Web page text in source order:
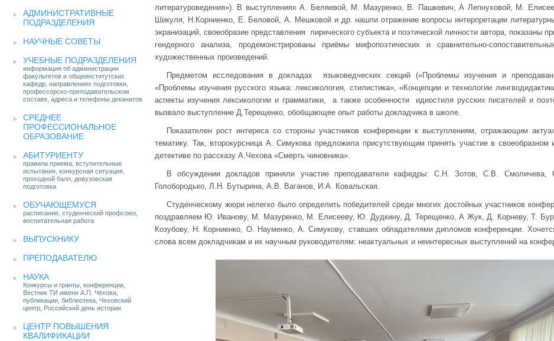
АДМИНИСТРАТИВНЫЕ
ПОДРАЗДЕЛЕНИЯ
НАУЧНЫЕ СОВЕТЫ
УЧЕБНЫЕ ПОДРАЗДЕЛЕНИЯ
информация об администрации
факультетов и общеинститутских
кафедр, направлениях подготовки,
профессорско-преподавательском
составе, адреса и телефоны деканатов
СРЕДНЕЕ
ПРОФЕССИОНАЛЬНОЕ
ОБРАЗОВАНИЕ
АБИТУРИЕНТУ
правила приема, вступительные
испытания, конкурсная ситуация,
проходной балл, довузовская
подготовка
ОБУЧАЮЩЕМУСЯ
расписание, студенческий профсоюз,
воспитательная работа
ВЫПУСКНИКУ
ПРЕПОДАВАТЕЛЮ
НАУКА
Конкурсы и гранты, конференции,
Вестник ТИ имени А.П. Чехова,
публикации, библиотека, Чеховский
центр, Российский день истории
ЦЕНТР ПОВЫШЕНИЯ
КВАЛИФИКАЦИИ
литературоведения»). В выступлениях А. Беляевой, М. Мазуренко, В. Пашкевич, А Лепнуховой, М.
Шикуля, Н.Корниенко, Е. Беловой, А. Мешковой и др. нашли отражение вопросы интерпретации
экранизаций, своеобразие представления лирического субъекта и поэтической личности автора, показаны
гендерного анализа, продемонстрированы приёмы мифопоэтических и сравнительно-
художественных произведений.
Предметом исследования в докладах языковедческих секций («Проблемы изучения и
«Проблемы изучения русского языка: лексикология, стилистика», «Концепции и технологии
аспекты изучения лексикологии и грамматики, а также особенности идиостиля русских писателей и
вызвало выступление Д.Терещенко, обобщающее опыт работы докладчика в школе.
Показателен рост интереса со стороны участников конференции к выступлениям, отражающим
тематику. Так, второкурсница А. Симукова предложила присутствующим принять участие в своеобразном
детективе по рассказу А.Чехова «Смерть чиновника».
В обсуждении докладов приняли участие преподаватели кафедры: С.Н. Зотов, С.В.
Голобородько, Л.Н. Бутырина, А.В. Ваганов, И.А. Ковальская.
Студенческому жюри нелегко было определить победителей среди многих достойных участников
поздравляем Ю. Иванову, М. Мазуренко, М. Елисееву, Ю. Дудкину, Д. Терещенко, А Жук, Д. Корневу, Т.
Козубову, Н. Корниенко, О. Науменко, А. Симукову, ставших обладателями дипломов конференции.
слова всем докладчикам и их научным руководителям: неактуальных и неинтересных выступлений на